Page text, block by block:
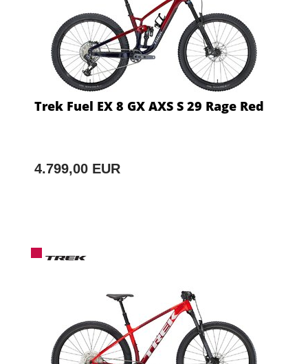
Trek Fuel EX 8 GX AXS S 29 Rage Red
4.799,00 EUR